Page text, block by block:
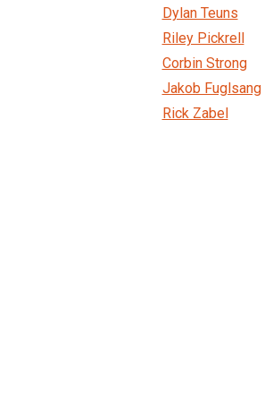
Dylan Teuns
Riley Pickrell
Corbin Strong
Jakob Fuglsang
Rick Zabel